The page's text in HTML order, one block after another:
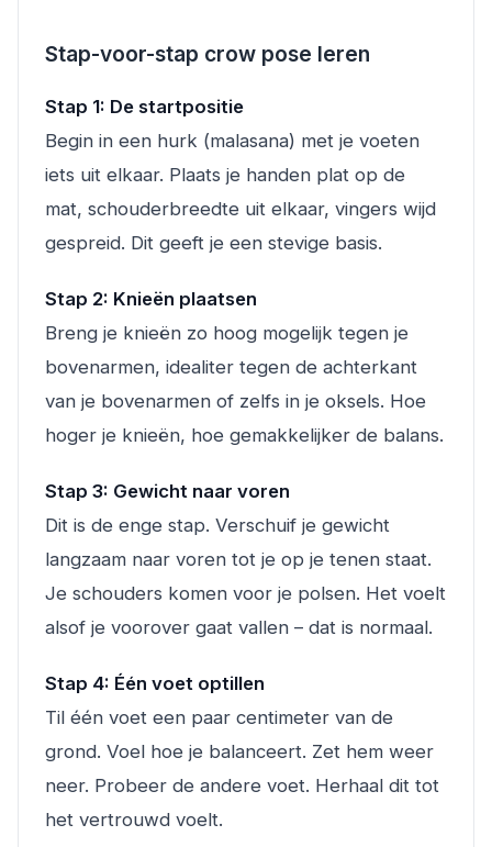
Stap-voor-stap crow pose leren
Stap 1: De startpositie
Begin in een hurk (malasana) met je voeten
iets uit elkaar. Plaats je handen plat op de
mat, schouderbreedte uit elkaar, vingers wijd
gespreid. Dit geeft je een stevige basis.
Stap 2: Knieën plaatsen
Breng je knieën zo hoog mogelijk tegen je
bovenarmen, idealiter tegen de achterkant
van je bovenarmen of zelfs in je oksels. Hoe
hoger je knieën, hoe gemakkelijker de balans.
Stap 3: Gewicht naar voren
Dit is de enge stap. Verschuif je gewicht
langzaam naar voren tot je op je tenen staat.
Je schouders komen voor je polsen. Het voelt
alsof je voorover gaat vallen – dat is normaal.
Stap 4: Één voet optillen
Til één voet een paar centimeter van de
grond. Voel hoe je balanceert. Zet hem weer
neer. Probeer de andere voet. Herhaal dit tot
het vertrouwd voelt.